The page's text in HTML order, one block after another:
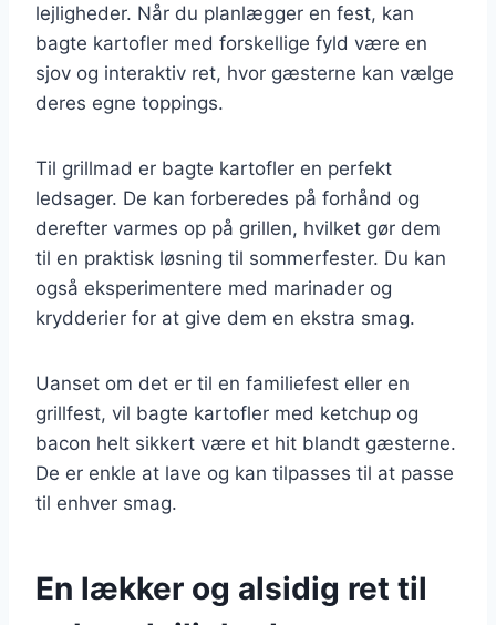
lejligheder. Når du planlægger en fest, kan
bagte kartofler med forskellige fyld være en
sjov og interaktiv ret, hvor gæsterne kan vælge
deres egne toppings.
Til grillmad er bagte kartofler en perfekt
ledsager. De kan forberedes på forhånd og
derefter varmes op på grillen, hvilket gør dem
til en praktisk løsning til sommerfester. Du kan
også eksperimentere med marinader og
krydderier for at give dem en ekstra smag.
Uanset om det er til en familiefest eller en
grillfest, vil bagte kartofler med ketchup og
bacon helt sikkert være et hit blandt gæsterne.
De er enkle at lave og kan tilpasses til at passe
til enhver smag.
En lækker og alsidig ret til